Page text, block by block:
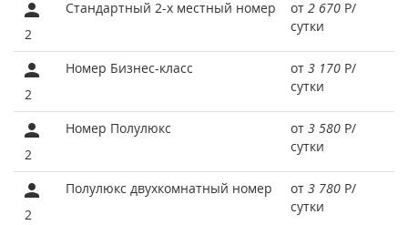
2
Стандартный 2-х местный номер от 2 670 Р/
сутки
2
Номер Бизнес-класс от 3 170 Р/
сутки
2
Номер Полулюкс от 3 580 Р/
сутки
2
Полулюкс двухкомнатный номер от 3 780 Р/
сутки